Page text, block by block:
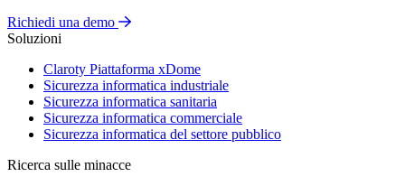
Richiedi una demo
Soluzioni
Claroty Piattaforma xDome
Sicurezza informatica industriale
Sicurezza informatica sanitaria
Sicurezza informatica commerciale
Sicurezza informatica del settore pubblico
Ricerca sulle minacce